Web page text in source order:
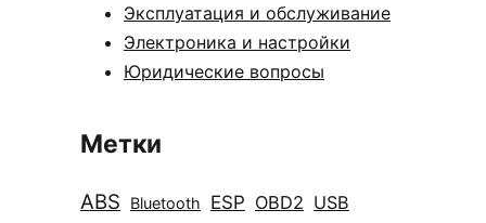
Эксплуатация и обслуживание
Электроника и настройки
Юридические вопросы
Метки
ABS Bluetooth ESP OBD2 USB